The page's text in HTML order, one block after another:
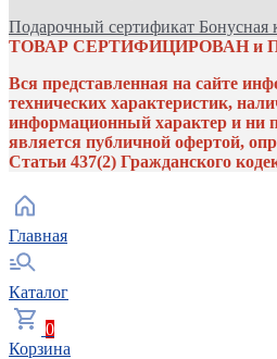
Подарочный сертификат Бонусная
ТОВАР СЕРТИФИЦИРОВАН и
Вся представленная на сайте
технических характеристик,
информационный характер и ни
является публичной офертой,
Статьи 437(2) Гражданского
Главная
Каталог
0
Корзина